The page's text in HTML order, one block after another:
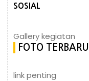
SOSIAL
Gallery kegiatan
FOTO TERBARU
link penting